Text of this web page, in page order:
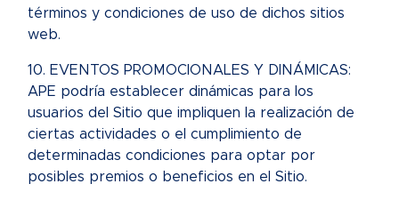
términos y condiciones de uso de dichos sitios
web.
10. EVENTOS PROMOCIONALES Y DINÁMICAS:
APE podría establecer dinámicas para los
usuarios del Sitio que impliquen la realización de
ciertas actividades o el cumplimiento de
determinadas condiciones para optar por
posibles premios o beneficios en el Sitio.